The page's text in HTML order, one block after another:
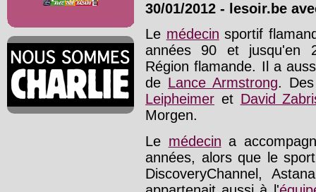
30/01/2012 - lesoir.be
Le médecin sportif
années 90 et jusqu'en
Région flamande. Il a
de Lance Armstrong.
Leipheimer et David
Morgen.
Le médecin a
années, alors que le
DiscoveryChannel,